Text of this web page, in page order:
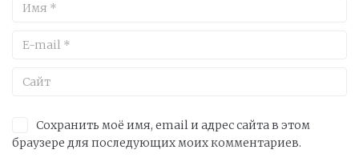
Сохранить моё имя, email и адрес сайта в этом
браузере для последующих моих комментариев.